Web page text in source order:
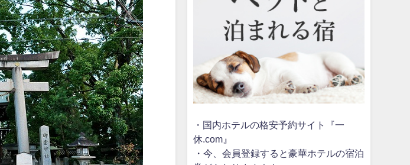
・国内ホテルの格安予約サイト『一
休.com』
・今、会員登録すると豪華ホテルの宿泊